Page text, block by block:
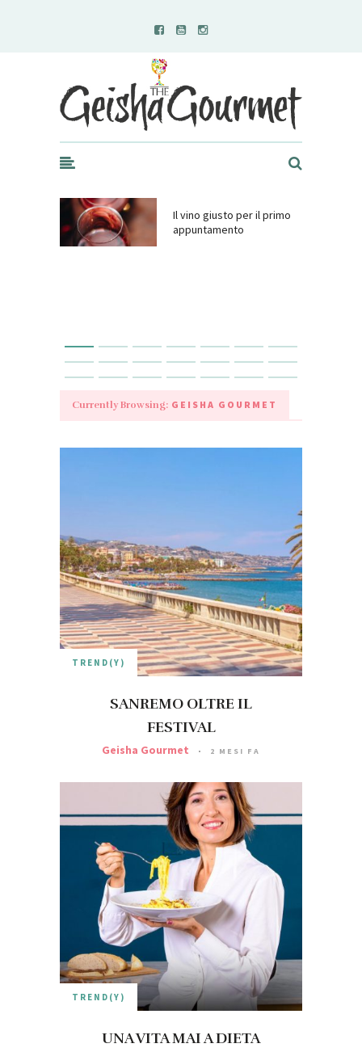
Geisha Gourmet
Il vino giusto per il primo
appuntamento
Currently Browsing: GEISHA GOURMET
TREND(Y)
SANREMO OLTRE IL
FESTIVAL
Geisha Gourmet 2 MESI FA
TREND(Y)
UNA VITA MAI A DIETA